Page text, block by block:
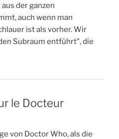
der ganzen
auch wenn man
ist als vorher. Wir
Subraum entführt", die
le Docteur
von Doctor Who, als die